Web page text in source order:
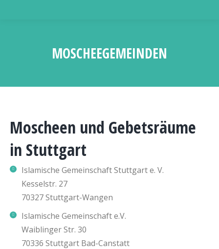
MOSCHEEGEMEINDEN
Moscheen und Gebetsräume
in Stuttgart
Islamische Gemeinschaft Stuttgart e. V.
Kesselstr. 27
70327 Stuttgart-Wangen
Islamische Gemeinschaft e.V.
Waiblinger Str. 30
70336 Stuttgart Bad-Canstatt